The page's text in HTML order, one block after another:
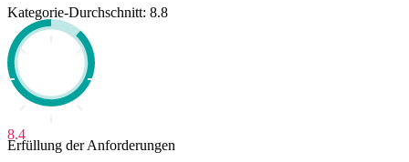
Kategorie-Durchschnitt: 8.8
8.4
Erfüllung der Anforderungen